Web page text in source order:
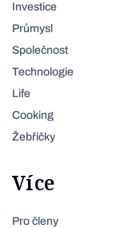
Investice
Průmysl
Společnost
Technologie
Life
Cooking
Žebříčky
Více
Pro členy